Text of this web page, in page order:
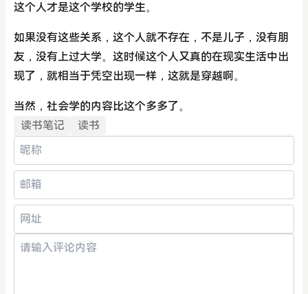
这个人才是这个学校的学生。
如果没有这些关系，这个人就不存在，不是儿子，没有朋
友，没有上过大学。这时候这个人又真的在现实生活中出
现了，就相当于凭空出现一样，这就是穿越啊。
当然，社会学的内容比这个多多了。
读书笔记
读书